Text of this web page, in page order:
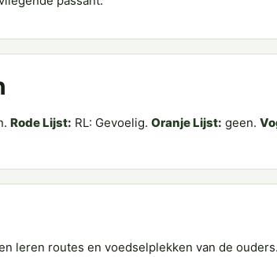
Rode Lijst: RL: Gevoelig. Oranje Lijst: geen.
leren routes en voedselplekken van de